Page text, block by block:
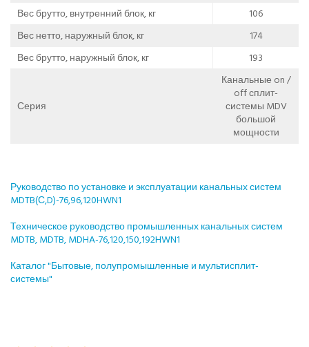
Вес брутто, внутренний блок, кг
106
Вес нетто, наружный блок, кг
174
Вес брутто, наружный блок, кг
193
Серия
Канальные on /
off сплит-
системы MDV
большой
мощности
Руководство по установке и эксплуатации канальных систем
MDTB(С,D)-76,96,120HWN1
Техническое руководство промышленных канальных систем
MDTB, MDTB, MDHA-76,120,150,192HWN1
Каталог "Бытовые, полупромышленные и мультисплит-
системы"